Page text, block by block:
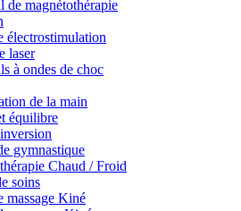
de magnétothérapie
électrostimulation
laser
à ondes de choc
de la main
équilibre
gymnastique
Chaud / Froid
soins
massage Kiné